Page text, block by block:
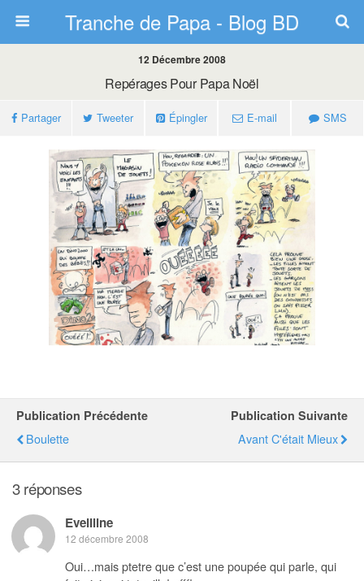
Tranche de Papa - Blog BD
12 Décembre 2008
Repérages Pour Papa Noël
Partager Tweeter Épingler E-mail SMS
Publication Précédente
Boulette
Publication Suivante
Avant C'était Mieux
3 réponses
Eveliline
12 décembre 2008
Oui…mais ptetre que c’est une poupée qui parle, qui